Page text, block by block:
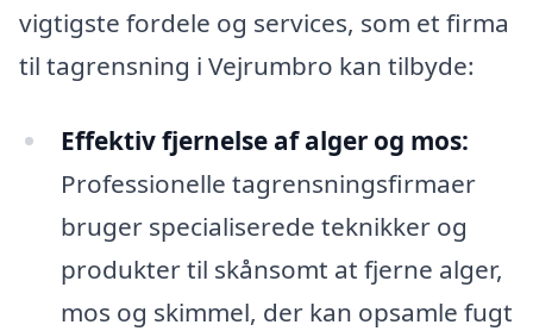
vigtigste fordele og services, som et firma
til tagrensning i Vejrumbro kan tilbyde:
Effektiv fjernelse af alger og mos:
Professionelle tagrensningsfirmaer
bruger specialiserede teknikker og
produkter til skånsomt at fjerne alger,
mos og skimmel, der kan opsamle fugt